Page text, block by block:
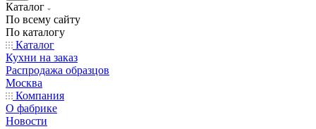
Каталог
По всему сайту
По каталогу
Каталог
Кухни на заказ
Распродажа образцов
Москва
Компания
О фабрике
Новости